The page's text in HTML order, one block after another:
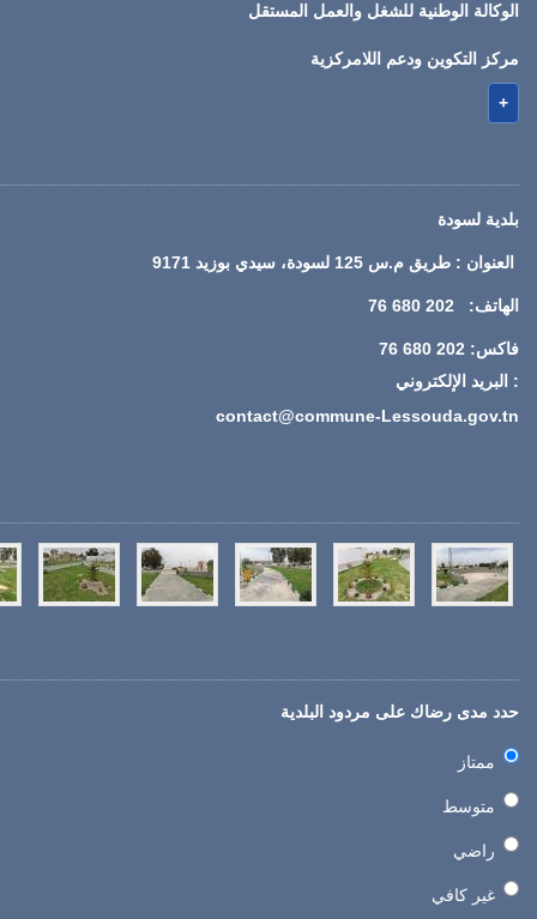
الوكالة الوطنية للشغل والعمل المستقل
مركز التكوين ودعم اللامركزية
+
بلدية لسودة
العنوان : طريق م.س 125 لسودة، سيدي بوزيد 9171
الهاتف: 202 680 76
فاكس: 202 680 76
: البريد الإلكتروني
contact@commune-Lessouda.gov.tn
حدد مدى رضاك على مردود البلدية
ممتاز
متوسط
راضي
غير كافي